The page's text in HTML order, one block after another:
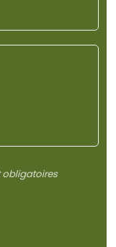
obligatoires